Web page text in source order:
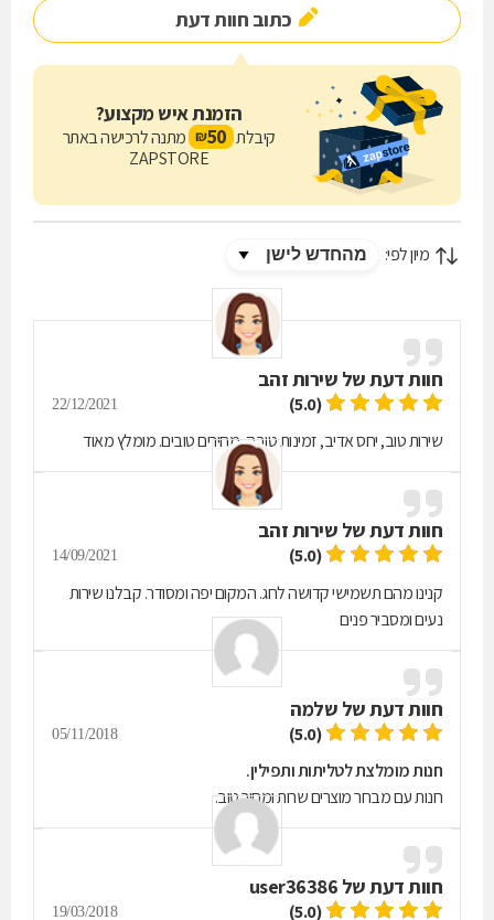
ממיטב היצרנים בארץ ובעולם.
"מסורת" גאה לספק מזוזות למפעלים ולמוסדות ציבור ברחבי הארץ.
בואו לחוות את השילוב המושלם של מסורת, איכות ושירות אישי ב"מסורת" -
הבית שלכם ליודאיקה בחיפה.
כתוב חוות דעת
הזמנת איש מקצוע?
קיבלת 50
₪ מתנה לרכישה באתר
ZAPSTORE
מיון לפי:
חוות דעת של שירות זהב
(5.0)
22/12/2021
שירות טוב, יחס אדיב, זמינות טובה, מחירים טובים. מומלץ מאוד
חוות דעת של שירות זהב
(5.0)
14/09/2021
קנינו מהם תשמישי קדושה לחג. המקום יפה ומסודר. קבלנו שירות
נעים ומסביר פנים
חוות דעת של שלמה
(5.0)
05/11/2018
חנות מומלצת לטליתות ותפילין.
חנות עם מבחר מוצרים שרות ומחיר טוב.
חוות דעת של user36386
(5.0)
19/03/2018